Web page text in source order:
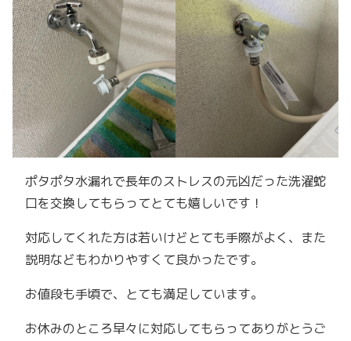
ポタポタ水漏れで長年のストレスの元凶だった洗濯蛇
口を交換してもらってとても嬉しいです！
対応してくれた方は若いけどとても手際がよく、また
説明などもわかりやすくて良かったです。
お値段も手頃で、とても満足しています。
お休みのところ早々に対応してもらってありがとうご